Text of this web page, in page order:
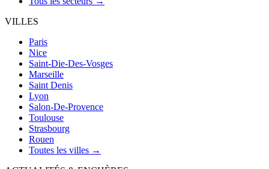
VILLES
Paris
Nice
Saint-Die-Des-Vosges
Marseille
Saint Denis
Lyon
Salon-De-Provence
Toulouse
Strasbourg
Rouen
Toutes les villes →